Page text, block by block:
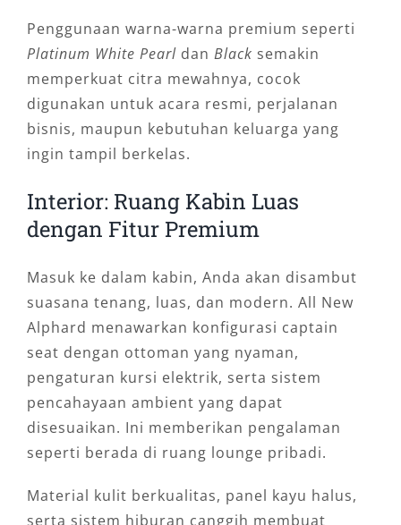
Penggunaan warna-warna premium seperti
Platinum White Pearldan Black semakin
memperkuat citra mewahnya, cocok
digunakan untuk acara resmi, perjalanan
bisnis, maupun kebutuhan keluarga yang
ingin tampil berkelas.
Interior: Ruang Kabin Luas
dengan Fitur Premium
Masuk ke dalam kabin, Anda akan disambut
suasana tenang, luas, dan modern. All New
Alphard menawarkan konfigurasi captain
seat dengan ottoman yang nyaman,
pengaturan kursi elektrik, serta sistem
pencahayaan ambient yang dapat
disesuaikan. Ini memberikan pengalaman
seperti berada di ruang lounge pribadi.
Material kulit berkualitas, panel kayu halus,
serta sistem hiburan canggih membuat